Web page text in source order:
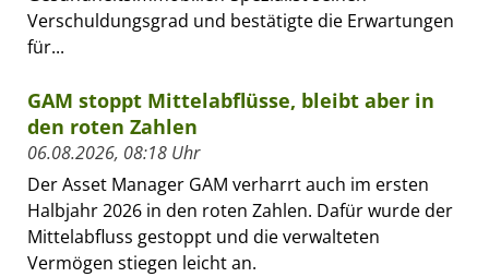
Verschuldungsgrad und bestätigte die Erwartungen
für...
GAM stoppt Mittelabflüsse, bleibt aber in
den roten Zahlen
06.08.2026, 08:18 Uhr
Der Asset Manager GAM verharrt auch im ersten
Halbjahr 2026 in den roten Zahlen. Dafür wurde der
Mittelabfluss gestoppt und die verwalteten
Vermögen stiegen leicht an.